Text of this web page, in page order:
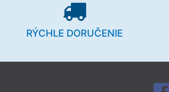
RÝCHLE DORUČENIE